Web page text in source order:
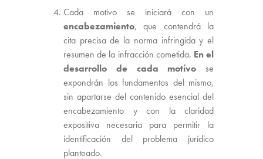
Cada motivo se iniciará con un
encabezamiento, que contendrá la
cita precisa de la norma infringida y el
resumen de la infracción cometida. En el
desarrollo de cada motivo se
expondrán los fundamentos del mismo,
sin apartarse del contenido esencial del
encabezamiento y con la claridad
expositiva necesaria para permitir la
identificación del problema jurídico
planteado.